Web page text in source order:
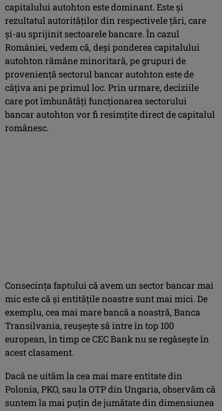
capitalului autohton este dominant. Este şi
rezultatul autorităţilor din respectivele ţări, care
şi-au sprijinit sectoarele bancare. În cazul
României, vedem că, deşi ponderea capitalului
autohton rămâne minoritară, pe grupuri de
provenienţă sectorul bancar autohton este de
câţiva ani pe primul loc. Prin urmare, deciziile
care pot îmbunătăţi funcţionarea sectorului
bancar autohton vor fi resimţite direct de capitalul
românesc.
Consecinţa faptului că avem un sector bancar mai
mic este că şi entităţile noastre sunt mai mici. De
exemplu, cea mai mare bancă a noastră, Banca
Transilvania, reuşeşte să intre în top 100
european, în timp ce CEC Bank nu se regăseşte în
acest clasament.
Dacă ne uităm la cea mai mare entitate din
Polonia, PKO, sau la OTP din Ungaria, observăm că
suntem la mai puţin de jumătate din dimensiunea